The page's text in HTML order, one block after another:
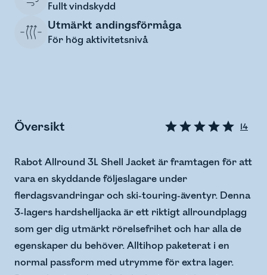
Fullt vindskydd
Utmärkt andingsförmåga
För hög aktivitetsnivå
Översikt 14
Rabot Allround 3L Shell Jacket är framtagen för att
vara en skyddande följeslagare under
flerdagsvandringar och ski-touring-äventyr. Denna
3-lagers hardshelljacka är ett riktigt allroundplagg
som ger dig utmärkt rörelsefrihet och har alla de
egenskaper du behöver. Alltihop paketerat i en
normal passform med utrymme för extra lager.